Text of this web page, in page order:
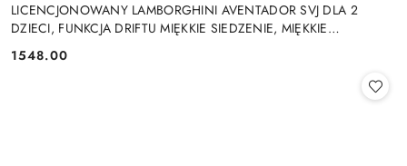
LICENCJONOWANY LAMBORGHINI AVENTADOR SVJ DLA 2
DZIECI, FUNKCJA DRIFTU MIĘKKIE SIEDZENIE, MIĘKKIE
Cena:
1548.00